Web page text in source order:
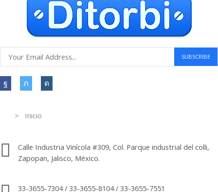
> Inicio
Calle Industria Vinícola #309, Col. Parque industrial del colli,
Zapopan, Jalisco, México.
33-3655-7304 / 33-3655-8104 / 33-3655-7551